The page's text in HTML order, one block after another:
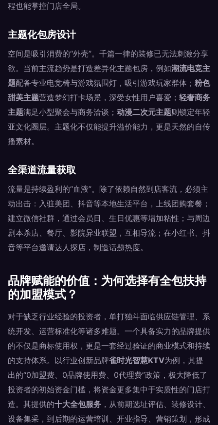
程也能掌控门店全局。
主题化包房设计
空间是吸引消费的“外壳”。千篇一律的装修已无法刺激分享
欲。当前主流趋势是打造差异化主题包房，例如潮流电竞主
题配备专业电竞椅与游戏氛围灯，吸引游戏玩家群体； 粉色
甜美主题营造梦幻打卡场景，深受女性用户喜爱； 轻奢商务
主题满足小型聚会与商务洽谈； 动漫二次元主题则锁定年轻
亚文化圈层。主题化不仅能提升溢价能力，更是天然的自传
播素材。
全渠道流量获取
流量是持续盈利的“血液”。除了依赖自然到店客流，必须主
动出击：入驻美团、抖音等本地生活平台，上线团购套餐；
建立微信社群，通过会员日、生日优惠等增加粘性；与周边
剧本杀店、餐厅、影院异业联盟，互相导流；在小红书、抖
音等平台邀请达人探店，制造话题热度。
品牌赋能的价值：为何选择有全包扶持
的加盟模式？
对于缺乏行业经验的投资者，单打独斗面临供应链管理、系
统开发、运营标准化等诸多难题。一个具备实力的品牌提供
的不仅是商标使用权，更是一套经过验证的商业模式和持续
的支持体系。以行业创新品牌雀时光智慧KTV为例，其提
出的“0加盟费、0品牌使用费、0代理费”政策，极大降低了
投资者的初始资金门槛，将资金更多集中于实质性的门店打
造。其提供的十大全包服务 ，从前期选址评估、装修设计、
设备集采，到后期的运营培训、开业指导、营销策划，形成